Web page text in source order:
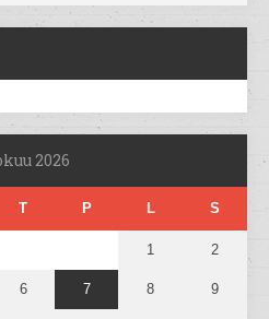
2026
T P L S
1 2
6 7 8 9